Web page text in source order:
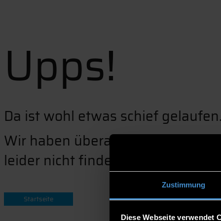
Zustimmung
Diese Webseite verwendet
Upps!
Da ist wohl etwas schief gelaufen.
Wir haben überall gesucht,
leider nicht finden.
Startseite